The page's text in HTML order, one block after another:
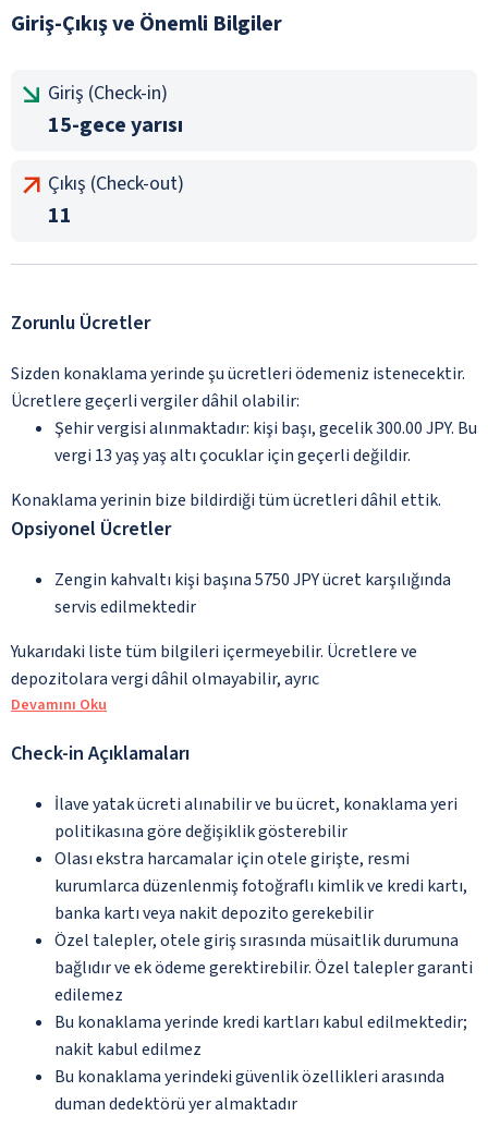
Giriş-Çıkış ve Önemli Bilgiler
Giriş (Check-in)
15-gece yarısı
Çıkış (Check-out)
11
Zorunlu Ücretler
Sizden konaklama yerinde şu ücretleri ödemeniz istenecektir.
Ücretlere geçerli vergiler dâhil olabilir:
Şehir vergisi alınmaktadır: kişi başı, gecelik 300.00 JPY. Bu
vergi 13 yaş yaş altı çocuklar için geçerli değildir.
Konaklama yerinin bize bildirdiği tüm ücretleri dâhil ettik.
Opsiyonel Ücretler
Zengin kahvaltı kişi başına 5750 JPY ücret karşılığında
servis edilmektedir
Yukarıdaki liste tüm bilgileri içermeyebilir. Ücretlere ve
depozitolara vergi dâhil olmayabilir, ayrıc
Devamını Oku
Check-in Açıklamaları
İlave yatak ücreti alınabilir ve bu ücret, konaklama yeri
politikasına göre değişiklik gösterebilir
Olası ekstra harcamalar için otele girişte, resmi
kurumlarca düzenlenmiş fotoğraflı kimlik ve kredi kartı,
banka kartı veya nakit depozito gerekebilir
Özel talepler, otele giriş sırasında müsaitlik durumuna
bağlıdır ve ek ödeme gerektirebilir. Özel talepler garanti
edilemez
Bu konaklama yerinde kredi kartları kabul edilmektedir;
nakit kabul edilmez
Bu konaklama yerindeki güvenlik özellikleri arasında
duman dedektörü yer almaktadır